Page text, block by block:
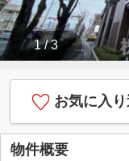
1 / 3
お気に入
物件概要